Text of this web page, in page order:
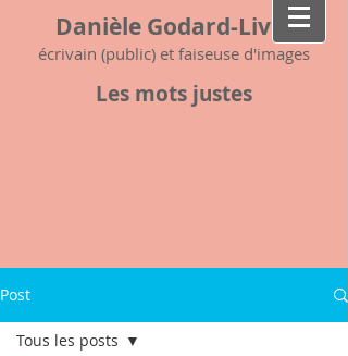
Danièle Godard-Livet
écrivain (public) et faiseuse d'images
Les mots justes
Post
Tous les posts